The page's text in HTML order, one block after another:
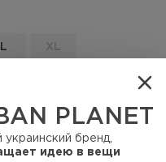
PLANET
украинский бренд,
идею в вещи
L XL